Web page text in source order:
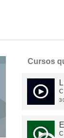
Cursos